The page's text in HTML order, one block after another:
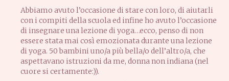
Abbiamo avuto l’occasione di stare con loro, di aiutarli
con i compiti della scuola ed infine ho avuto l’occasione
di insegnare una lezione di yoga…ecco, penso di non
essere stata mai così emozionata durante una lezione
di yoga. 50 bambini uno/a più bella/o dell’altro/a, che
aspettavano istruzioni da me, donna non indiana (nel
cuore si certamente:)).